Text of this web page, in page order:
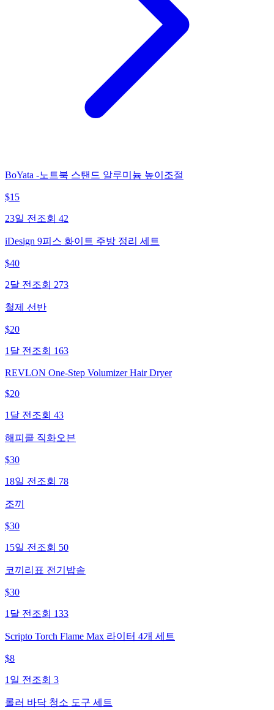
BoYata -노트북 스탠드 알루미늄 높이조절
$15
23일 전 조회 42
iDesign 9피스 화이트 주방 정리 세트
$40
2달 전 조회 273
철제 선반
$20
1달 전 조회 163
REVLON One-Step Volumizer Hair Dryer
$20
1달 전 조회 43
해피콜 직화오븐
$30
18일 전 조회 78
조끼
$30
15일 전 조회 50
코끼리표 전기밥솥
$30
1달 전 조회 133
Scripto Torch Flame Max 라이터 4개 세트
$8
1일 전 조회 3
롤러 바닥 청소 도구 세트